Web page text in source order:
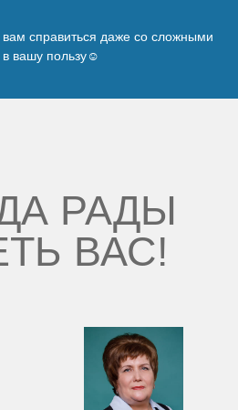
справиться даже со сложными
вашу пользу☺️
РАДЫ
ВАС!